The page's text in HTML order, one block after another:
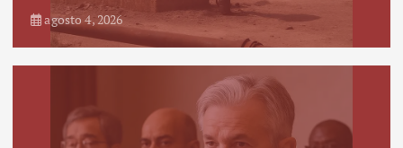
agosto 4, 2026